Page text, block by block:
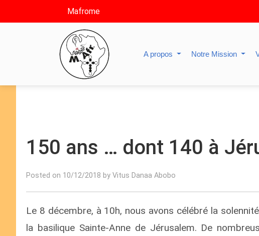
Mafrome
A propos Notre Mission
150 ans … dont 140 à
Posted on 10/12/2018 by Vitus Danaa Abobo
Le 8 décembre, à 10h, nous avons célébré la
la basilique Sainte-Anne de Jérusalem. De